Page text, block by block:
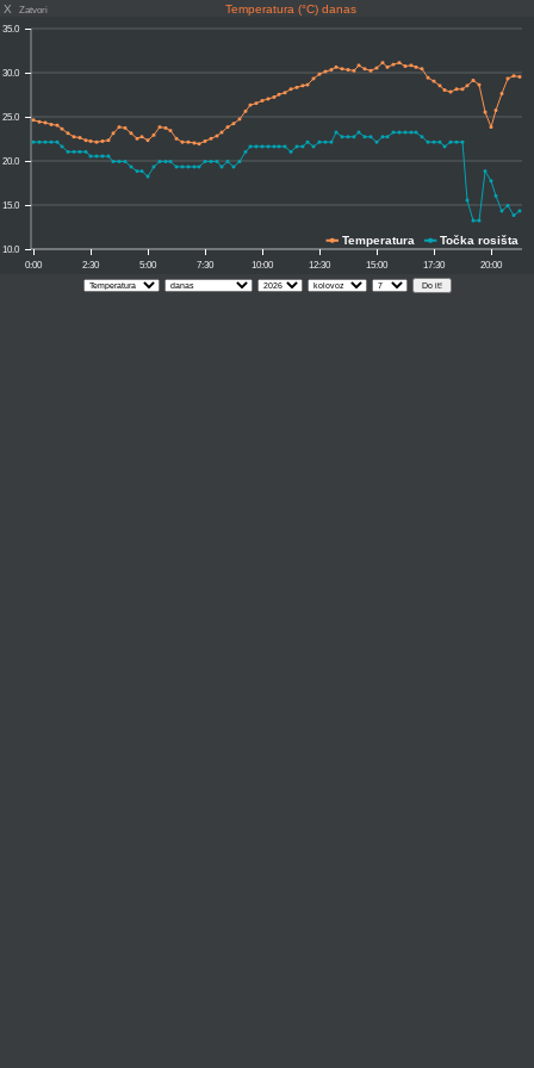
X Zatvori Temperatura (°C) danas